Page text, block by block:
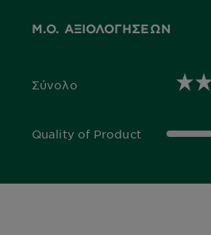
Μ.Ο. ΑΞΙΟΛΟΓΉΣΕΩΝ
Σύνολο
0,0 out of 5 stars
Quality of Product
0,0 out of 5 stars